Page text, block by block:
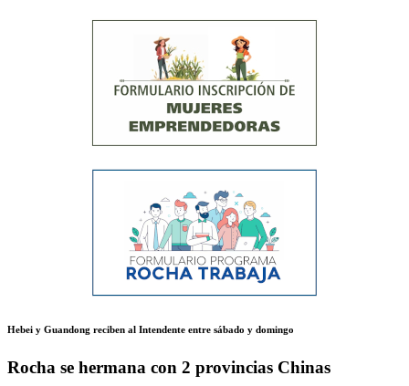
Hebei y Guandong reciben al Intendente entre sábado y domingo
Rocha se hermana con 2 provincias Chinas